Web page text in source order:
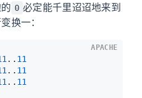
0 必定能千里迢迢地来到
换一：
.. 11
.. 11
.. 11
APACHE